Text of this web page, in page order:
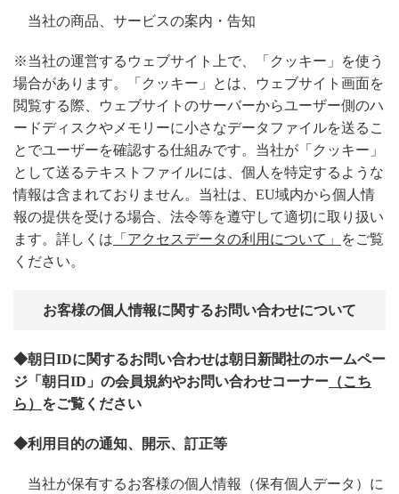
当社の商品、サービスの案内・告知
※当社の運営するウェブサイト上で、「クッキー」を使う
場合があります。「クッキー」とは、ウェブサイト画面を
閲覧する際、ウェブサイトのサーバーからユーザー側のハ
ードディスクやメモリーに小さなデータファイルを送るこ
とでユーザーを確認する仕組みです。当社が「クッキー」
として送るテキストファイルには、個人を特定するような
情報は含まれておりません。当社は、EU域内から個人情
報の提供を受ける場合、法令等を遵守して適切に取り扱い
ます。詳しくは 「アクセスデータの利用について」
をご覧
ください。
お客様の個人情報に関するお問い合わせについて
◆朝日IDに関するお問い合わせは朝日新聞社のホームペー
ジ「朝日ID」の会員規約やお問い合わせコーナー （こち
ら） をご覧ください
◆利用目的の通知、開示、訂正等
当社が保有するお客様の個人情報（保有個人データ）に